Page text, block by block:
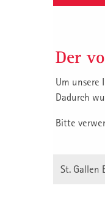
Der
Um unsere
Dadurch
Bitte
St. Gallen